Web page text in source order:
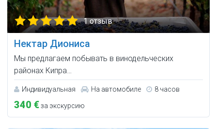
1 отзыв
Нектар Диониса
Мы предлагаем побывать в винодельческих
районах Кипра…
Индивидуальная На автомобиле 8 часов
340 €за экскурсию